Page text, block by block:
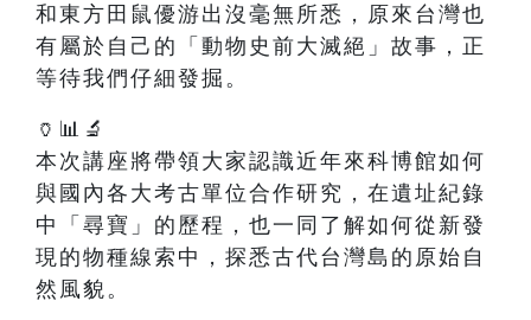
和東方田鼠優游出沒毫無所悉，原來台灣也
有屬於自己的「動物史前大滅絕」故事，正
等待我們仔細發掘。
🏺📊🔬
本次講座將帶領大家認識近年來科博館如何
與國內各大考古單位合作研究，在遺址紀錄
中「尋寶」的歷程，也一同了解如何從新發
現的物種線索中，探悉古代台灣島的原始自
然風貌。